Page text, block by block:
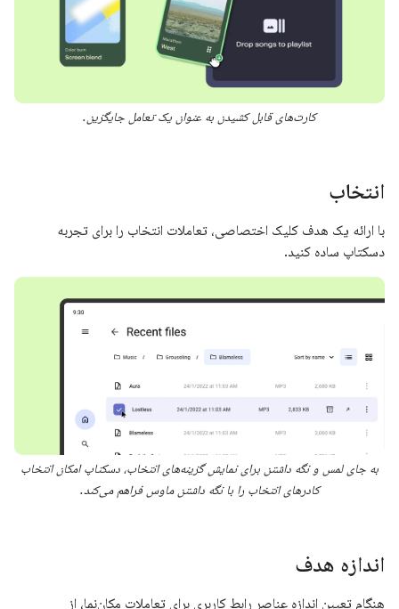
کارت‌های قابل کشیدن به عنوان یک تعامل جایگزین.
انتخاب
با ارائه یک هدف کلیک اختصاصی، تعاملات انتخاب را برای تجربه
دسکتاپ ساده کنید.
به جای لمس و نگه داشتن برای نمایش گزینه‌های انتخاب، دسکتاپ امکان انتخاب
کادرهای انتخاب را با نگه داشتن ماوس فراهم می‌کند.
اندازه هدف
هنگام تعیین اندازه عناصر رابط کاربری برای تعاملات مکان‌نما، از